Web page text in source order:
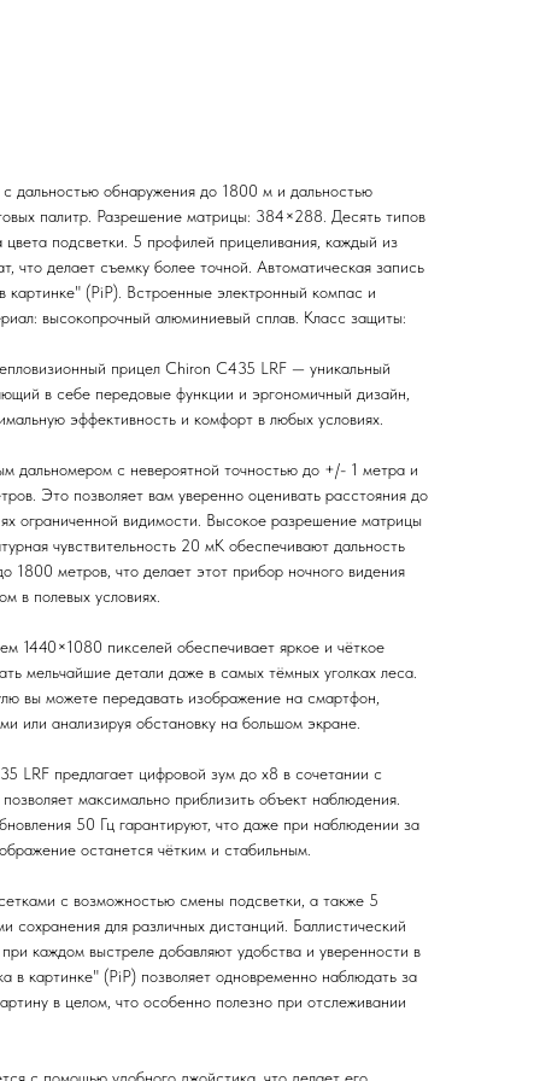
дальностью обнаружения до 1800 м и дальностью
палитр. Разрешение матрицы: 384×288. Десять типов
подсветки. 5 профилей прицеливания, каждый из
что делает съемку более точной. Автоматическая запись
картинке" (PiP). Встроенные электронный компас и
высокопрочный алюминиевый сплав. Класс защиты:
прицел Chiron C435 LRF — уникальный
в себе передовые функции и эргономичный дизайн,
эффективность и комфорт в любых условиях.
дальномером с невероятной точностью до +/- 1 метра и
Это позволяет вам уверенно оценивать расстояния до
ограниченной видимости. Высокое разрешение матрицы
чувствительность 20 мК обеспечивают дальность
1800 метров, что делает этот прибор ночного видения
в полевых условиях.
1440×1080 пикселей обеспечивает яркое и чёткое
мельчайшие детали даже в самых тёмных уголках леса.
вы можете передавать изображение на смартфон,
или анализируя обстановку на большом экране.
LRF предлагает цифровой зум до x8 в сочетании с
максимально приблизить объект наблюдения.
50 Гц гарантируют, что даже при наблюдении за
останется чётким и стабильным.
с возможностью смены подсветки, а также 5
сохранения для различных дистанций. Баллистический
каждом выстреле добавляют удобства и уверенности в
в картинке" (PiP) позволяет одновременно наблюдать за
в целом, что особенно полезно при отслеживании